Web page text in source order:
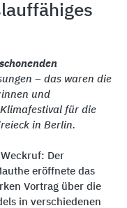
– das waren die
und
für die
in Berlin.
Der
eröffnete das
Vortrag über die
in verschiedenen